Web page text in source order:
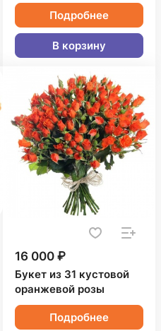
Подробнее
В корзину
16 000 ₽
Букет из 31 кустовой
оранжевой розы
Подробнее